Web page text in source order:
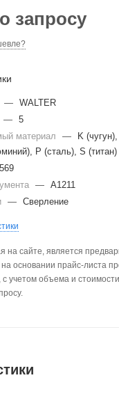
запросу
— WALTER
— 5
материал
—
K
P (сталь), S (титан)
— A1211
— Сверление
на сайте, является
основании прайс-листа
с учетом объема и